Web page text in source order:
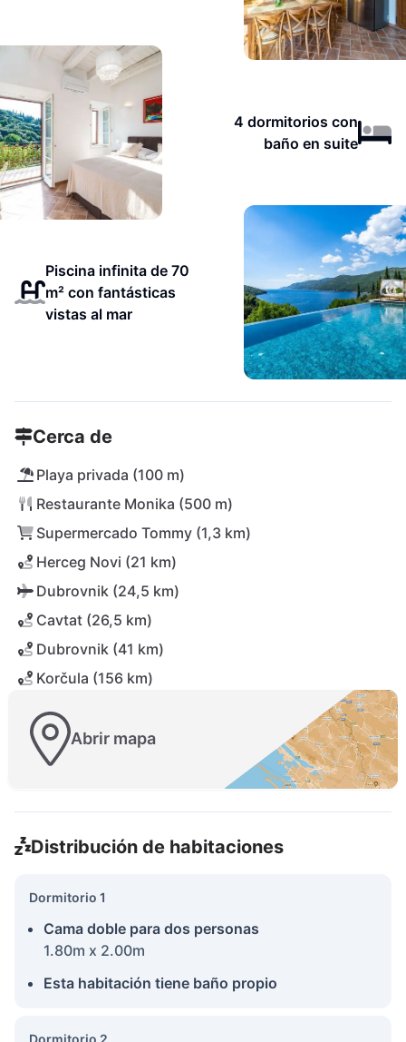
4 dormitorios con
baño en suite
Piscina infinita de 70
m² con fantásticas
vistas al mar
Cerca de
Playa privada (100 m)
Restaurante Monika (500 m)
Supermercado Tommy (1,3 km)
Herceg Novi (21 km)
Dubrovnik (24,5 km)
Cavtat (26,5 km)
Dubrovnik (41 km)
Korčula (156 km)
Abrir mapa
Distribución de habitaciones
Dormitorio 1
Cama doble para dos personas
1.80m x 2.00m
Esta habitación tiene baño propio
Dormitorio 2